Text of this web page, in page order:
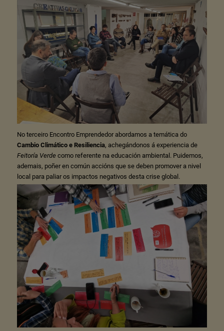
No terceiro Encontro Emprendedor abordamos a temática do
Cambio Climático e Resiliencia, achegándonos á experiencia de
Feitoría Verdecomo referente na educación ambiental. Puidemos,
ademais, poñer en común accións que se deben promover a nivel
local para paliar os impactos negativos desta crise global.